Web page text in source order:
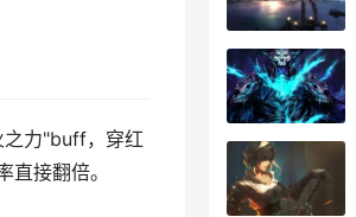
之力"buff，穿红
接翻倍。